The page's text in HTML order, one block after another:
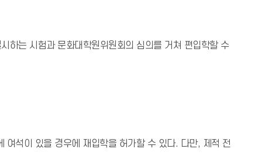
하는 시험과 문화대학원위원회의 심의를 거쳐 편입학할 수
석이 있을 경우에 재입학을 허가할 수 있다. 다만, 제적 전